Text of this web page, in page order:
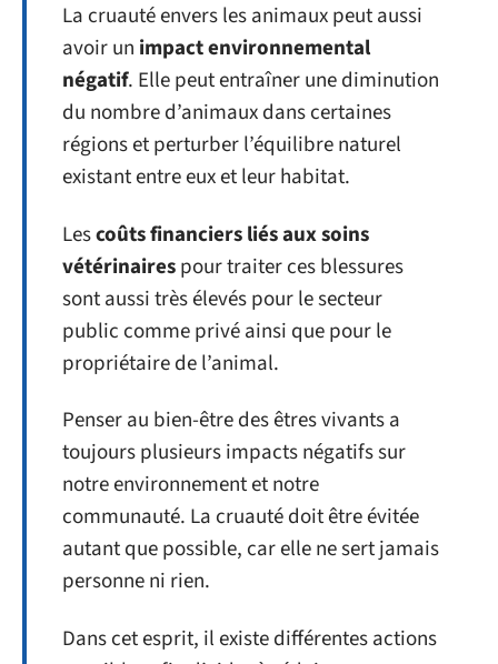
La cruauté envers les animaux peut aussi
avoir un impact environnemental
négatif. Elle peut entraîner une diminution
du nombre d’animaux dans certaines
régions et perturber l’équilibre naturel
existant entre eux et leur habitat.
Lescoûts financiers liés aux soins
vétérinairespour traiter ces blessures
sont aussi très élevés pour le secteur
public comme privé ainsi que pour le
propriétaire de l’animal.
Penser au bien-être des êtres vivants a
toujours plusieurs impacts négatifs sur
notre environnement et notre
communauté. La cruauté doit être évitée
autant que possible, car elle ne sert jamais
personne ni rien.
Dans cet esprit, il existe différentes actions